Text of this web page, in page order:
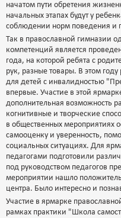
начатом пути обретения
начальных этапах будут у
соблюдении норм поведения и
Так в православной гимназии
компетенций является
года, на которой ребята с
рук, разные товары. В этом
для детей с инвалидностью
впервые. Участие в этой
дополнительная возможность
когнитивные и творческие
в общественных мероприятиях
самооценку и уверенность,
социальных ситуациях. Для
педагогами подготовили
под руководством педагогов
мероприятии нашло
центра. Было интересно и
Участие в ярмарке
рамках практики "Школа